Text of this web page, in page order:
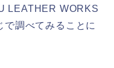
LEATHER WORKS
で調べてみることに